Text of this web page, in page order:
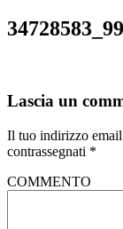
Lascia un
Il tuo indirizzo
contrassegnati *
COMMENTO